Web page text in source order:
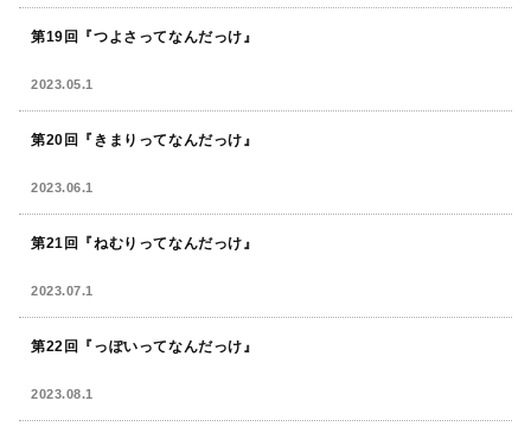
第19回『つよさってなんだっけ』
2023.05.1
第20回『きまりってなんだっけ』
2023.06.1
第21回『ねむりってなんだっけ』
2023.07.1
第22回『っぽいってなんだっけ』
2023.08.1